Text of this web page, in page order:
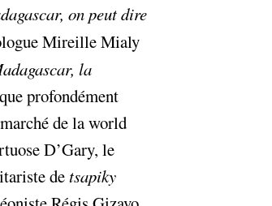
on peut dire
Mireille Mialy
la
profondément
de la world
D’Gary, le
detsapiky
OBJECTIF